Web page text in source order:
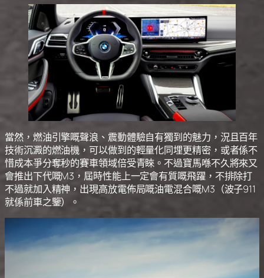
當然，燃油引擎嘅聲浪、震動體驗自有獨到的魅力，況且百年
技術沉澱的燃油機，可以做到的輕量化同埋更精密，或者係不
惜成本爭分奪秒的賽車領域倍受青睞。不過寶馬喺不久將來又
會推出下代嘅M3，屆時性能上一定會有質嘅飛躍，不排除打
不過就加入精神，出現高放電佈局嘅油電混合嘅M3（波子911
就係前車之鑒）。